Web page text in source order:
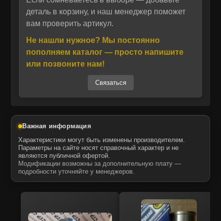
Отправить
Даю своё согласие на обработку персональных данных.
Политика конфиденциальности
Отправить
Даю своё согласие на обработку персональных данных.
Политика конфиденциальности
специализируется на выпуске высокоточных
комплектующих для дизельных двигателей.
Запчасти KTK, совместимые с техникой
известных брендов, отличаются точностью
изготовления, надежностью и длительным
сроком службы. Компания осуществляет
полный контроль качества на всех этапах
производства, что делает продукцию KMP
аналогов.
MTK является официальным
дистрибьютором бренда KMP BRAND на
территории России. Все запасные части,
представленные в каталоге, поступают
напрямую от производителя и имеют
деталь в корзину, и наш менеджер поможет
вам проверить артикул.
Не нашли нужное? Мы постоянно
пополняем каталог — просто напишите
или позвоните нам!
Связаться
Важная информация
Характеристики могут быть изменены производителем.
Параметры на сайте носят справочный характер и не
являются публичной офертой.
Модификации возможны за дополнительную плату —
подробности уточняйте у менеджеров.